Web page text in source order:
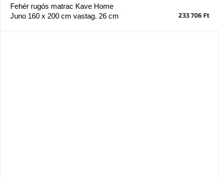
Fehér rugós matrac Kave Home
Juno 160 x 200 cm vastag. 26 cm
233 706 Ft